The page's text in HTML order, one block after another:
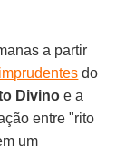
a partir
do
Divino e a
entre "rito
um